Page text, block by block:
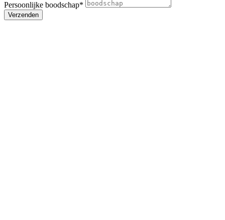
Persoonlijke boodschap*
Verzenden